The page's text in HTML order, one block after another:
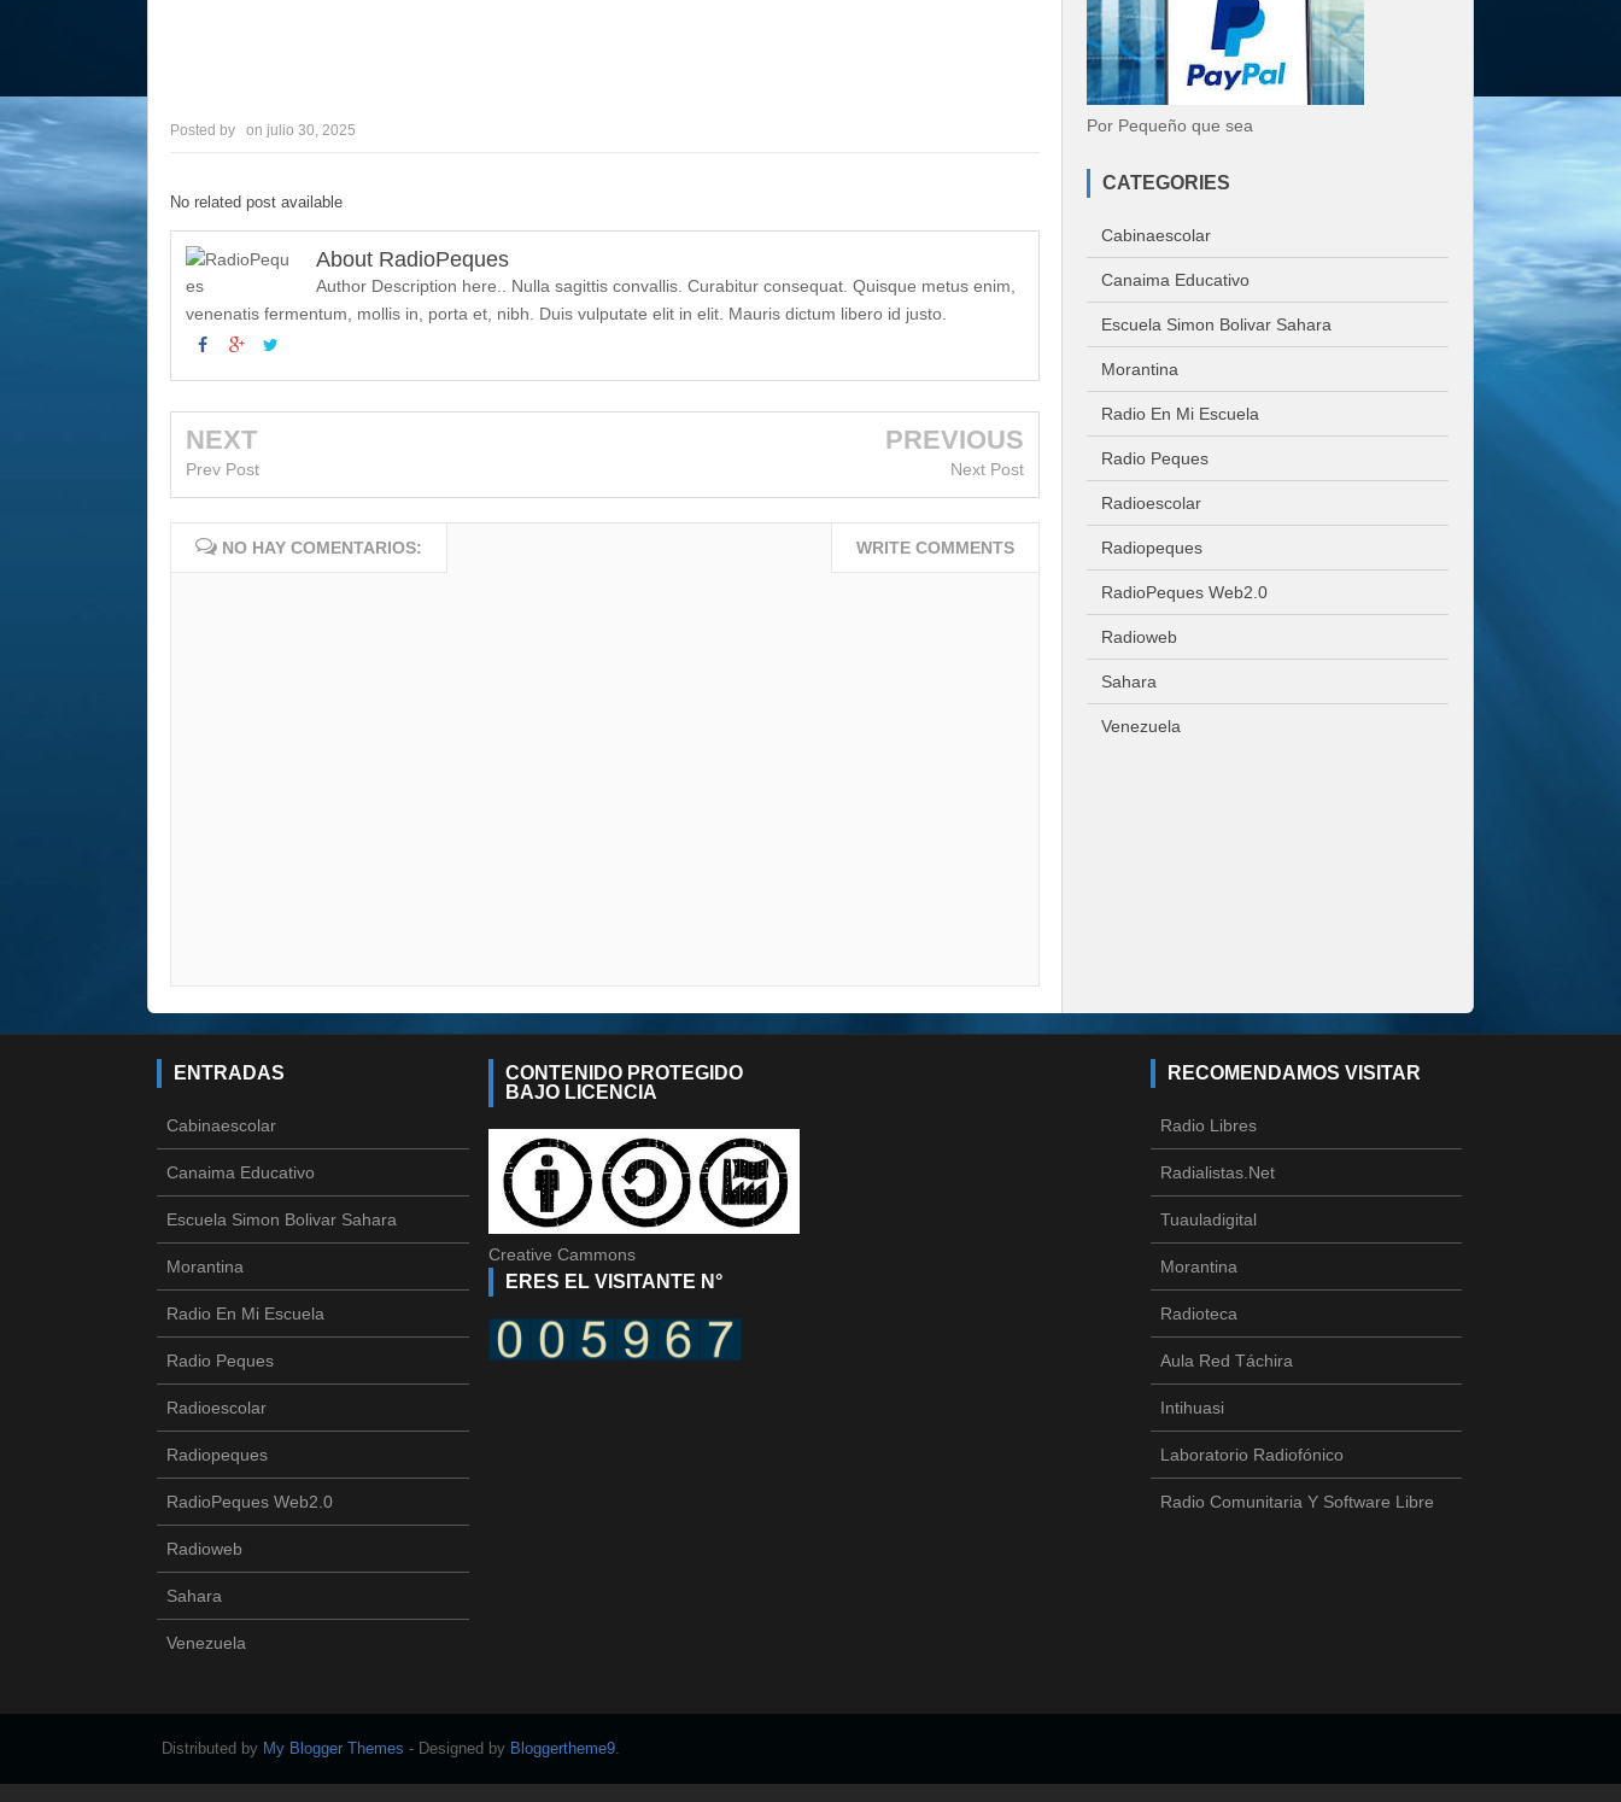
Posted by on julio 30, 2025
No related post available
About RadioPeques
Author Description here.. Nulla sagittis convallis. Curabitur consequat. Quisque metus enim,
venenatis fermentum, mollis in, porta et, nibh. Duis vulputate elit in elit. Mauris dictum libero id justo.
NEXT
Prev Post
PREVIOUS
Next Post
NO HAY COMENTARIOS: WRITE COMMENTS
Por Pequeño que sea
CATEGORIES
Cabinaescolar
Canaima Educativo
Escuela Simon Bolivar Sahara
Morantina
Radio En Mi Escuela
Radio Peques
Radioescolar
Radiopeques
RadioPeques Web2.0
Radioweb
Sahara
Venezuela
ENTRADAS
Cabinaescolar
Canaima Educativo
Escuela Simon Bolivar Sahara
Morantina
Radio En Mi Escuela
Radio Peques
Radioescolar
Radiopeques
RadioPeques Web2.0
Radioweb
Sahara
Venezuela
CONTENIDO PROTEGIDO
BAJO LICENCIA
Creative Cammons
ERES EL VISITANTE N°
RECOMENDAMOS VISITAR
Radio Libres
Radialistas.net
Tuauladigital
Morantina
Radioteca
Aula Red Táchira
Intihuasi
Laboratorio Radiofónico
Radio Comunitaria Y Software Libre
Distributed by My Blogger Themes - Designed by Bloggertheme9.